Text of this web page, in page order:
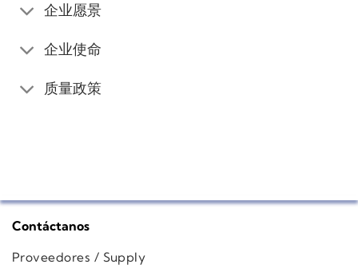
企业愿景
企业使命
质量政策
Contáctanos
Proveedores / Supply